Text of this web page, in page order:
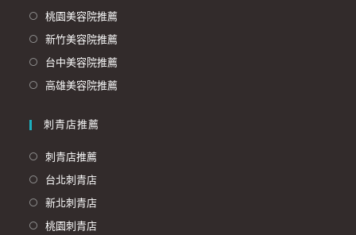
桃園美容院推薦
新竹美容院推薦
台中美容院推薦
高雄美容院推薦
刺青店推薦
刺青店推薦
台北刺青店
新北刺青店
桃園刺青店